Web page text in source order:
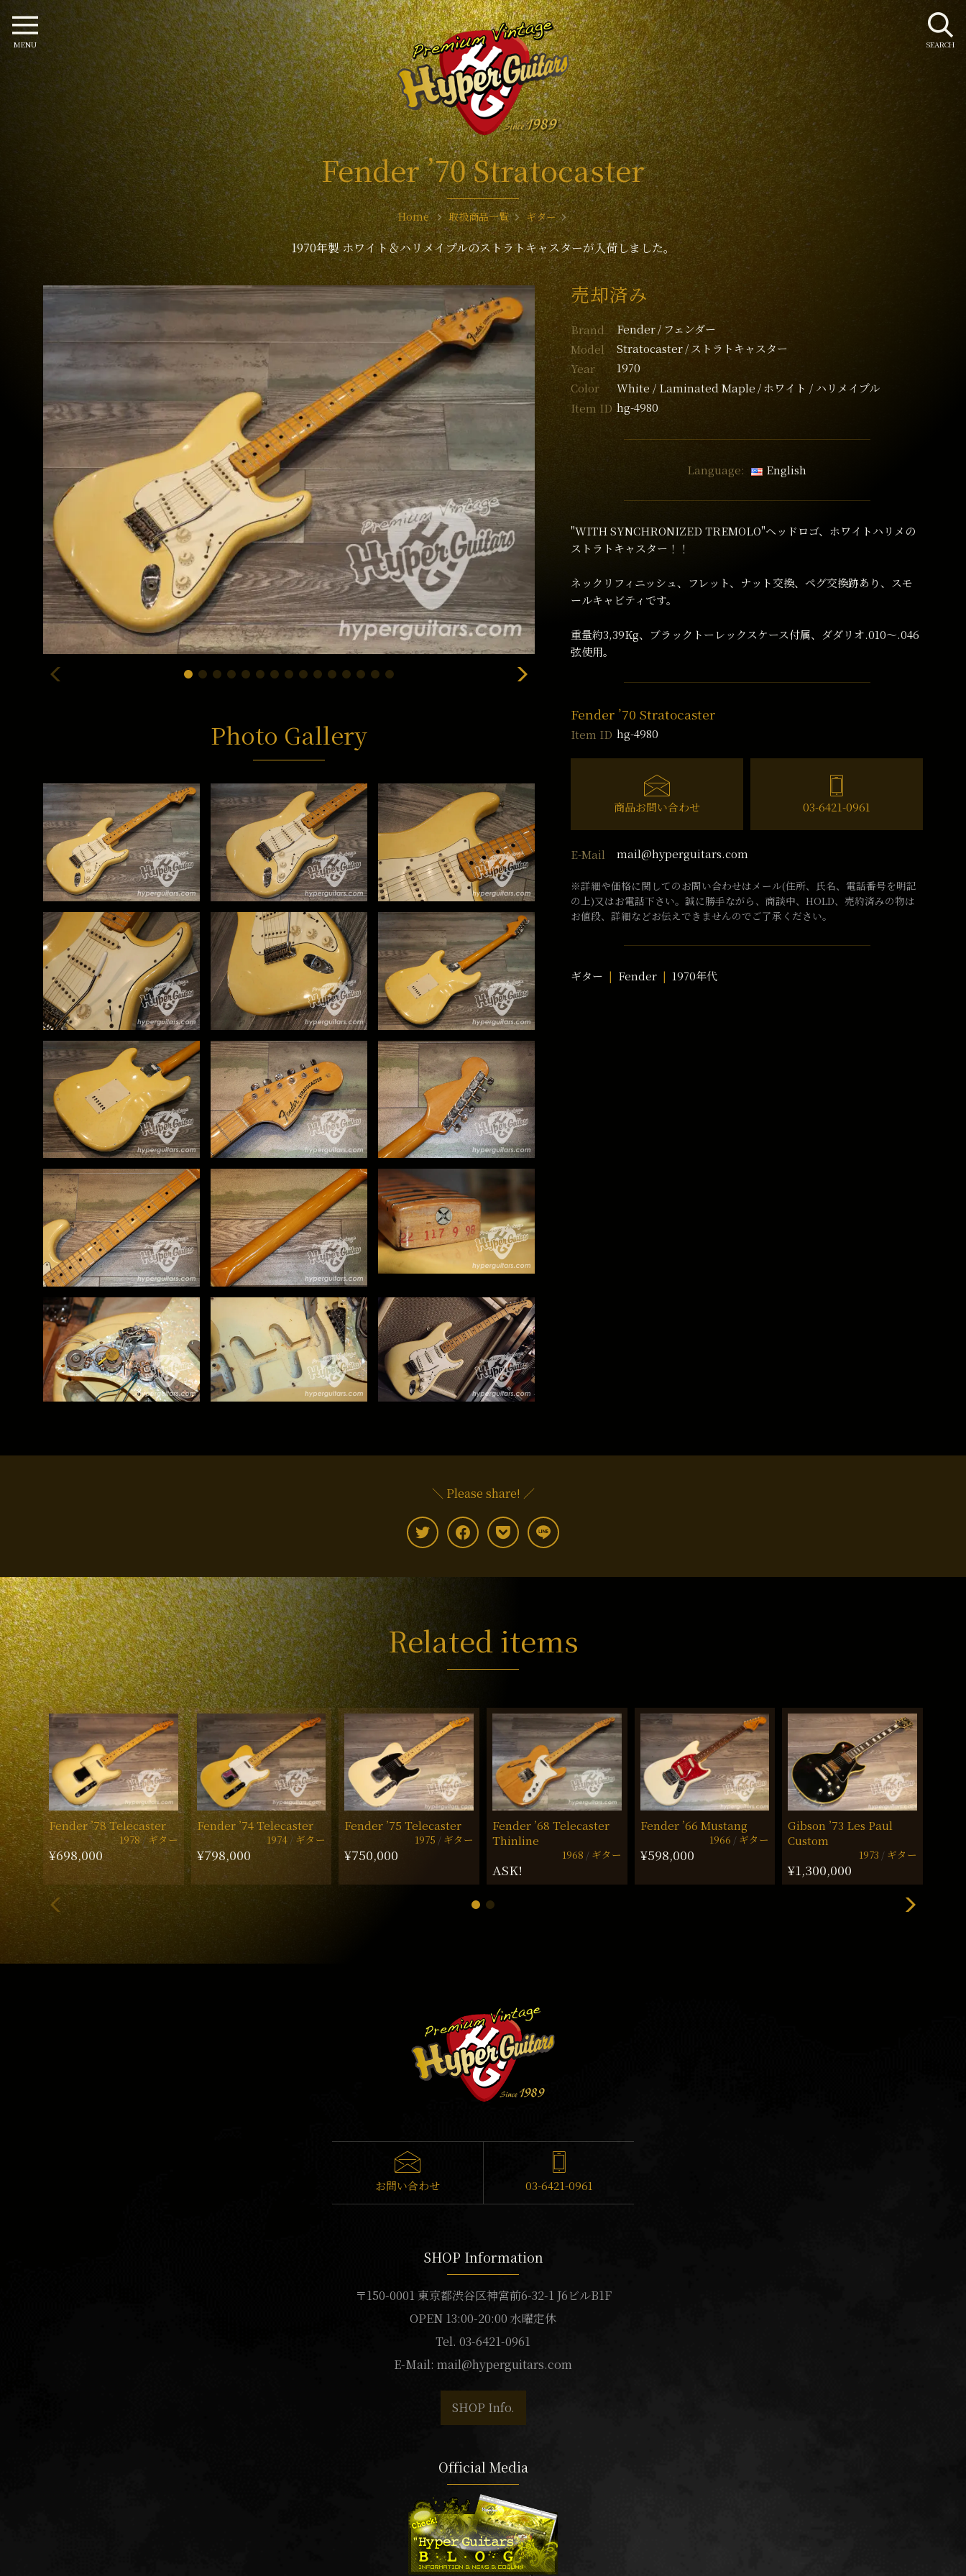
Fender ’70 Stratocaster
Home 取扱商品一覧 ギター
1970年製 ホワイト＆ハリメイプルのストラトキャスターが入荷しました。
売却済み
Brand Fender
フェンダー
Model
Stratocaster ストラトキャスター
Year
1970
Color
White / Laminated Maple
ホワイト / ハリメイプル
Item ID hg-4980
Language: English
"WITH SYNCHRONIZED TREMOLO"ヘッドロゴ、ホワイトハリメの
ストラトキャスター！！
ネックリフィニッシュ、フレット、ナット交換、ペグ交換跡あり、スモ
ールキャビティです。
重量約3,39Kg、ブラックトーレックスケース付属、ダダリオ.010〜.046
弦使用。
Fender ’70 Stratocaster
Item ID hg-4980
商品お問い合わせ 03-6421-0961
E-Mail mail@hyperguitars.com
※詳細や価格に関してのお問い合わせはメール(住所、氏名、電話番号を明記
の上)又はお電話下さい。誠に勝手ながら、商談中、HOLD、売約済みの物は
お値段、詳細などお伝えできませんのでご了承ください。
ギター Fender 1970年代
Photo Gallery
＼ Please share! ／
Related items
Fender ’78 Telecaster
1978 ギター
¥698,000
Fender ’74 Telecaster
1974 ギター
¥798,000
Fender ’75 Telecaster
1975 ギター
¥750,000
Fender ’68 Telecaster
Thinline
1968 ギター
ASK!
Fender ’66 Mustang
1966 ギター
¥598,000
Gibson ’73 Les Paul
Custom
1973 ギター
¥1,300,000
SEARCH
MENU
お問い合わせ 03-6421-0961
SHOP Information
〒150-0001 東京都渋谷区神宮前6-32-1 J6ビルB1F
OPEN 13:00-20:00 水曜定休
Tel. 03-6421-0961
E-Mail: mail@hyperguitars.com
SHOP Info.
Official Media